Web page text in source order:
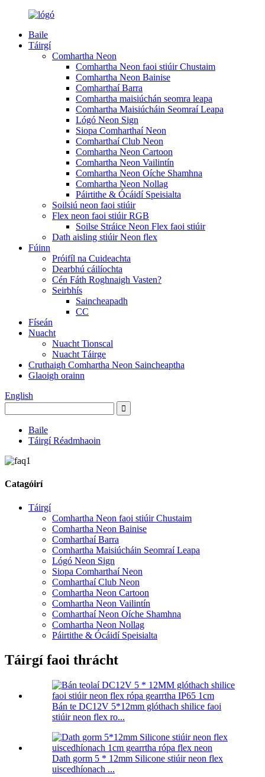
Baile
Táirgí
Comhartha Neon
Comhartha Neon faoi stiúir Chustaim
Comhartha Neon Bainise
Comharthaí Barra
Comhartha maisiúchán seomra leapa
Comhartha Maisiúcháin Seomraí Leapa
Lógó Neon Sign
Siopa Comharthaí Neon
Comharthaí Club Neon
Comhartha Neon Cartoon
Comhartha Neon Vailintín
Comhartha Neon Oíche Shamhna
Comhartha Neon Nollag
Páirtithe & Ócáidí Speisialta
Soilsiú neon faoi stiúir
Flex neon faoi stiúir RGB
Soilse Stráice Neon Flex faoi stiúir
Dath aisling stiúir Neon flex
Fúinn
Próifíl na Cuideachta
Dearbhú cáilíochta
Cén Fáth Roghnaigh Vasten?
Seirbhís
Saincheapadh
CC
Físeán
Nuacht
Nuacht Tionscal
Nuacht Táirge
Cruthaigh Comhartha Neon Saincheaptha
Glaoigh orainn
English
Baile
Táirgí Réadmhaoin
Catagóirí
Táirgí
Comhartha Neon faoi stiúir Chustaim
Comhartha Neon Bainise
Comharthaí Barra
Comhartha Maisiúcháin Seomraí Leapa
Lógó Neon Sign
Siopa Comharthaí Neon
Comharthaí Club Neon
Comhartha Neon Cartoon
Comhartha Neon Vailintín
Comharthaí Neon Oíche Shamhna
Comhartha Neon Nollag
Páirtithe & Ócáidí Speisialta
Táirgí faoi thrácht
Bán te DC12V 5*12mm glóthach shilice faoi
stiúir neon flex ro...
Dath gorm 5 * 12mm Silicone stiúir neon flex
uiscedhíonach ...